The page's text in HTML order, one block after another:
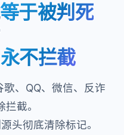
等于被判死
永不拦截
、QQ、微信、反诈
截。
头彻底清除标记。